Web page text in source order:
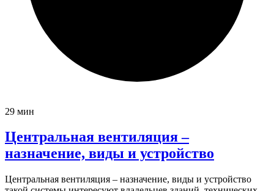
29 мин
Центральная вентиляция –
назначение, виды и устройство
Центральная вентиляция – назначение, виды и устройство